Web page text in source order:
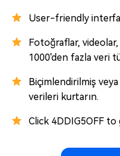
User-friendly
Fotoğraflar,
1000'den fazla veri
Biçimlendirilmiş
verileri kurtarın.
Click 4DDIG5OFF